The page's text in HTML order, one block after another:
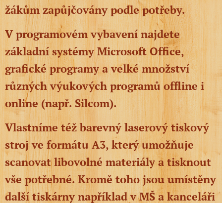
žákům zapůjčovány podle potřeby.
V programovém vybavení najdete
základní systémy Microsoft Office,
grafické programy a velké množství
různých výukových programů offline i
online (např. Silcom).
Vlastníme též barevný laserový tiskový
stroj ve formátu A3, který umožňuje
scanovat libovolné materiály a tisknout
vše potřebné. Kromě toho jsou umístěny
další tiskárny například v MŠ a kanceláři